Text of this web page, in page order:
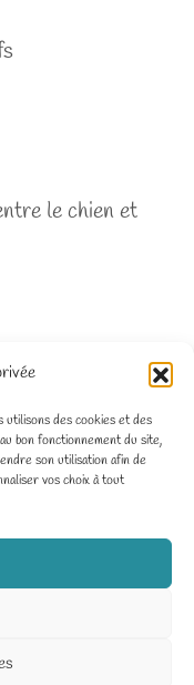
des cookies et des
bon fonctionnement du site,
son utilisation afin de
vos choix à tout
le chien et
Charente-
/